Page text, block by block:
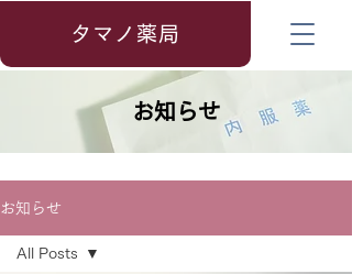
タマノ薬局
お知らせ
お知らせ
All Posts